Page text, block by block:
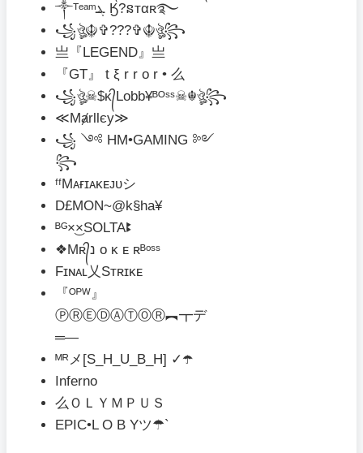
༒ᵀᵉᵃᵐܔ Ӄ?នтαʀ࿐
꧁ঔৣ☬✞???✞☬ঔৣ꧂
亗『LEGEND』亗
『GT』 t ξ r r o r • 么
꧁ঔৣ☠︎$ᴋ᭄Lobb¥ᴮᴼˢˢ☠︎☬ঔৣ꧂
≪Mⱥrllєy≫
꧁ ༺ HM•GAMING ༻
꧂
ᶠᶠMᴀғɪᴀㅤᴋᴇᴊᴜシ︎
D£MON~@k§ha¥
ᴮᴳ×͜×SOLTAꔪ
❖Mʀ᭄נ o κ ᴇ ʀᴮᵒˢˢ
Fɪɴᴀʟ乂Sᴛʀɪᴋᴇ
『ᴼᴾᵂ』
ⓅⓇⒺⒹⒶⓉⓄⓇ︻┳デ
═—
ᴹᴿメ[S_H_U_B_H] ✓☂️
Inferno
么ＯＬＹＭＰＵＳ
EPIC•L O B Yツ☂`